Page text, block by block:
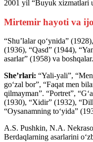
2001 yil “Buyuk xizmatlari
Mirtemir hayoti va
“Shu’lalar qo‘ynida”
(1936), “Qasd” (1944),
asarlar” (1958) va boshqalar.
She’rlari: “Yali-yali”,
go‘zal bor”, “Faqat men
qilmayman”. “Portret”,
(1930), “Xidir” (1932),
“Oysanamning to‘yida”
A.S. Pushkin, N.A.
Berdaqlarning asarlarini